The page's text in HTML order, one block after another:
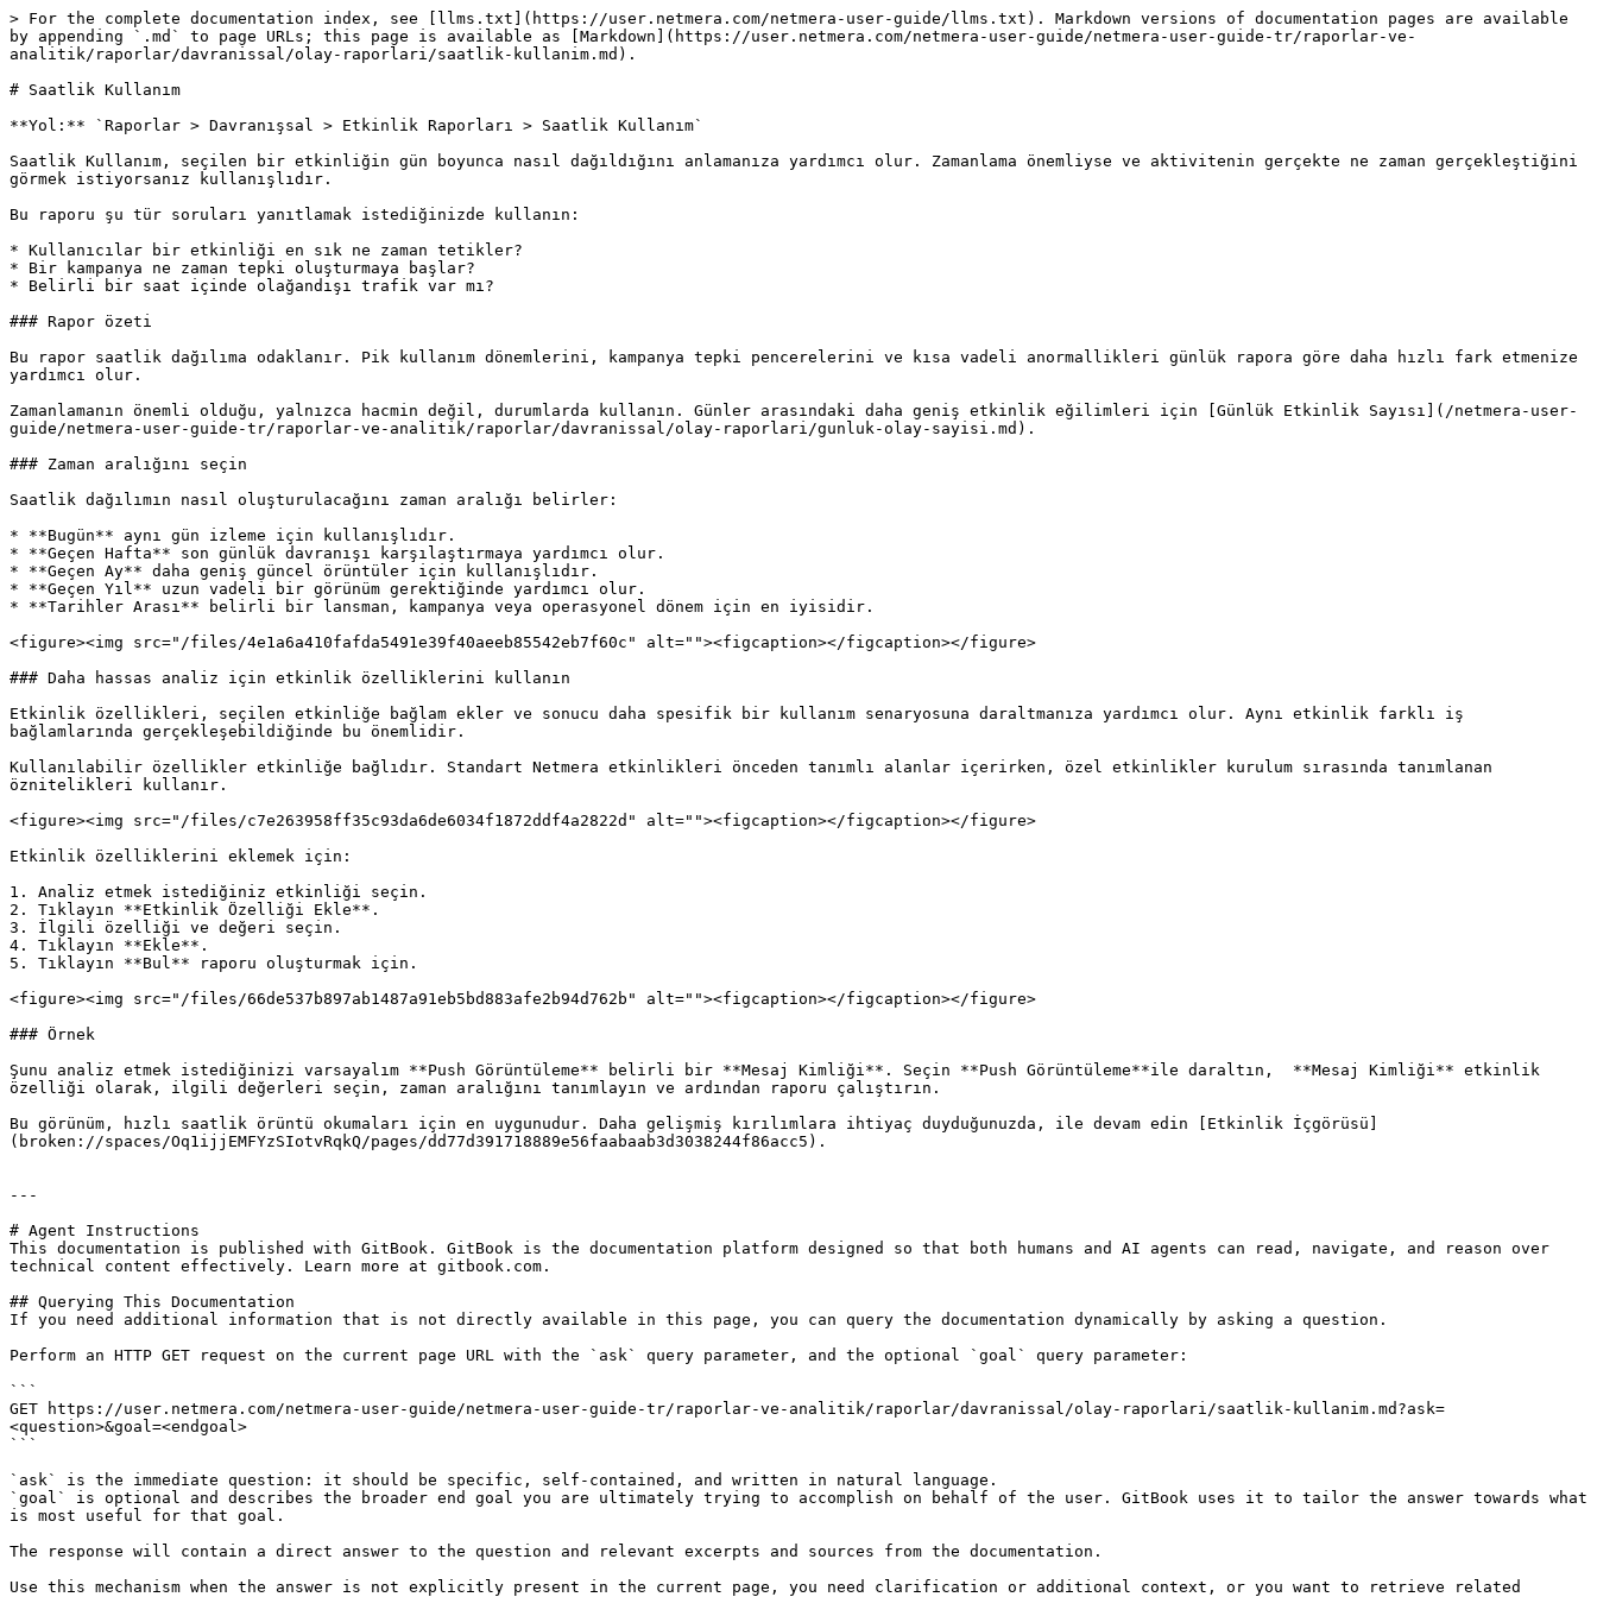
> For the complete documentation index, see [llms.txt](https://user.netmera.com/netmera-user-guide/llms.txt). Markdown versions of documentation pages are available
by appending `.md` to page URLs; this page is available as [Markdown](https://user.netmera.com/netmera-user-guide/netmera-user-guide-tr/raporlar-ve-
analitik/raporlar/davranissal/olay-raporlari/saatlik-kullanim.md).
# Saatlik Kullanım
**Yol:** `Raporlar > Davranışsal > Etkinlik Raporları > Saatlik Kullanım`
Saatlik Kullanım, seçilen bir etkinliğin gün boyunca nasıl dağıldığını anlamanıza yardımcı olur. Zamanlama önemliyse ve aktivitenin gerçekte ne zaman gerçekleştiğini
görmek istiyorsanız kullanışlıdır.
Bu raporu şu tür soruları yanıtlamak istediğinizde kullanın:
* Kullanıcılar bir etkinliği en sık ne zaman tetikler?
* Bir kampanya ne zaman tepki oluşturmaya başlar?
* Belirli bir saat içinde olağandışı trafik var mı?
### Rapor özeti
Bu rapor saatlik dağılıma odaklanır. Pik kullanım dönemlerini, kampanya tepki pencerelerini ve kısa vadeli anormallikleri günlük rapora göre daha hızlı fark etmenize
yardımcı olur.
Zamanlamanın önemli olduğu, yalnızca hacmin değil, durumlarda kullanın. Günler arasındaki daha geniş etkinlik eğilimleri için [Günlük Etkinlik Sayısı](/netmera-user-
guide/netmera-user-guide-tr/raporlar-ve-analitik/raporlar/davranissal/olay-raporlari/gunluk-olay-sayisi.md).
### Zaman aralığını seçin
Saatlik dağılımın nasıl oluşturulacağını zaman aralığı belirler:
* **Bugün** aynı gün izleme için kullanışlıdır.
* **Geçen Hafta** son günlük davranışı karşılaştırmaya yardımcı olur.
* **Geçen Ay** daha geniş güncel örüntüler için kullanışlıdır.
* **Geçen Yıl** uzun vadeli bir görünüm gerektiğinde yardımcı olur.
* **Tarihler Arası** belirli bir lansman, kampanya veya operasyonel dönem için en iyisidir.
<figure><img src="/files/4e1a6a410fafda5491e39f40aeeb85542eb7f60c" alt=""><figcaption></figcaption></figure>
### Daha hassas analiz için etkinlik özelliklerini kullanın
Etkinlik özellikleri, seçilen etkinliğe bağlam ekler ve sonucu daha spesifik bir kullanım senaryosuna daraltmanıza yardımcı olur. Aynı etkinlik farklı iş
bağlamlarında gerçekleşebildiğinde bu önemlidir.
Kullanılabilir özellikler etkinliğe bağlıdır. Standart Netmera etkinlikleri önceden tanımlı alanlar içerirken, özel etkinlikler kurulum sırasında tanımlanan
öznitelikleri kullanır.
<figure><img src="/files/c7e263958ff35c93da6de6034f1872ddf4a2822d" alt=""><figcaption></figcaption></figure>
Etkinlik özelliklerini eklemek için:
1. Analiz etmek istediğiniz etkinliği seçin.
2. Tıklayın **Etkinlik Özelliği Ekle**.
3. İlgili özelliği ve değeri seçin.
4. Tıklayın **Ekle**.
5. Tıklayın **Bul** raporu oluşturmak için.
<figure><img src="/files/66de537b897ab1487a91eb5bd883afe2b94d762b" alt=""><figcaption></figcaption></figure>
### Örnek
Şunu analiz etmek istediğinizi varsayalım **Push Görüntüleme** belirli bir **Mesaj Kimliği**. Seçin **Push Görüntüleme**ile daraltın,  **Mesaj Kimliği** etkinlik
özelliği olarak, ilgili değerleri seçin, zaman aralığını tanımlayın ve ardından raporu çalıştırın.
Bu görünüm, hızlı saatlik örüntü okumaları için en uygunudur. Daha gelişmiş kırılımlara ihtiyaç duyduğunuzda, ile devam edin [Etkinlik İçgörüsü]
(broken://spaces/Oq1ijjEMFYzSIotvRqkQ/pages/dd77d391718889e56faabaab3d3038244f86acc5).
---
# Agent Instructions
This documentation is published with GitBook. GitBook is the documentation platform designed so that both humans and AI agents can read, navigate, and reason over
technical content effectively. Learn more at gitbook.com.
## Querying This Documentation
If you need additional information that is not directly available in this page, you can query the documentation dynamically by asking a question.
Perform an HTTP GET request on the current page URL with the `ask` query parameter, and the optional `goal` query parameter:
```
GET https://user.netmera.com/netmera-user-guide/netmera-user-guide-tr/raporlar-ve-analitik/raporlar/davranissal/olay-raporlari/saatlik-kullanim.md?ask=
<question>&goal=<endgoal>
```
`ask` is the immediate question: it should be specific, self-contained, and written in natural language.
`goal` is optional and describes the broader end goal you are ultimately trying to accomplish on behalf of the user. GitBook uses it to tailor the answer towards what
is most useful for that goal.
The response will contain a direct answer to the question and relevant excerpts and sources from the documentation.
Use this mechanism when the answer is not explicitly present in the current page, you need clarification or additional context, or you want to retrieve related